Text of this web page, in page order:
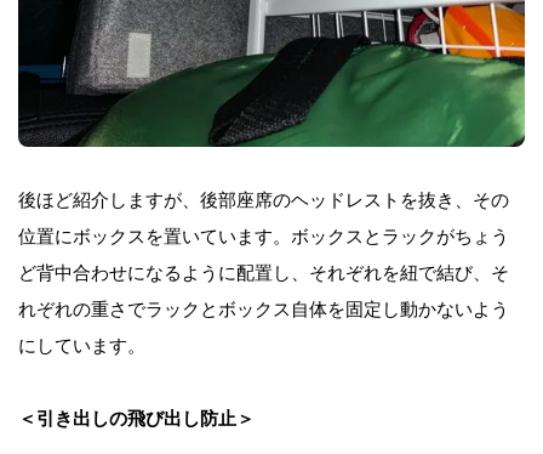
後ほど紹介しますが、後部座席のヘッドレストを抜き、その
位置にボックスを置いています。ボックスとラックがちょう
ど背中合わせになるように配置し、それぞれを紐で結び、そ
れぞれの重さでラックとボックス自体を固定し動かないよう
にしています。
＜引き出しの飛び出し防止＞